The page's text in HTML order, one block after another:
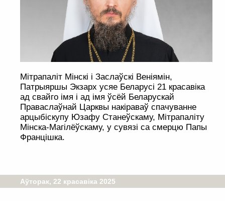
Мітрапаліт Мінскі і Заслаўскі Веніямін,
Патрыяршы Экзарх усяе Беларусі 21 красавіка
ад свайго імя і ад імя ўсёй Беларускай
Праваслаўнай Царквы накіраваў спачуванне
арцыбіскупу Юзафу Станеўскаму, Мітрапаліту
Мінска-Магілёўскаму, у сувязі са смерцю Папы
Францішка.
Аўторак, 22 красавіка 2025